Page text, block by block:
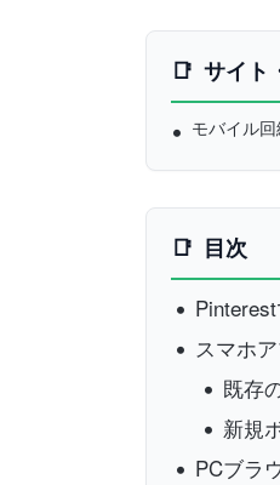
サイト
モバイル
目次
スマホ
既存
新規
PCブラ